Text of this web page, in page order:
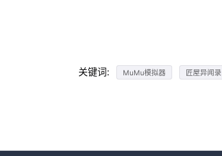
关键词: MuMu模拟器 匠屋异闻录